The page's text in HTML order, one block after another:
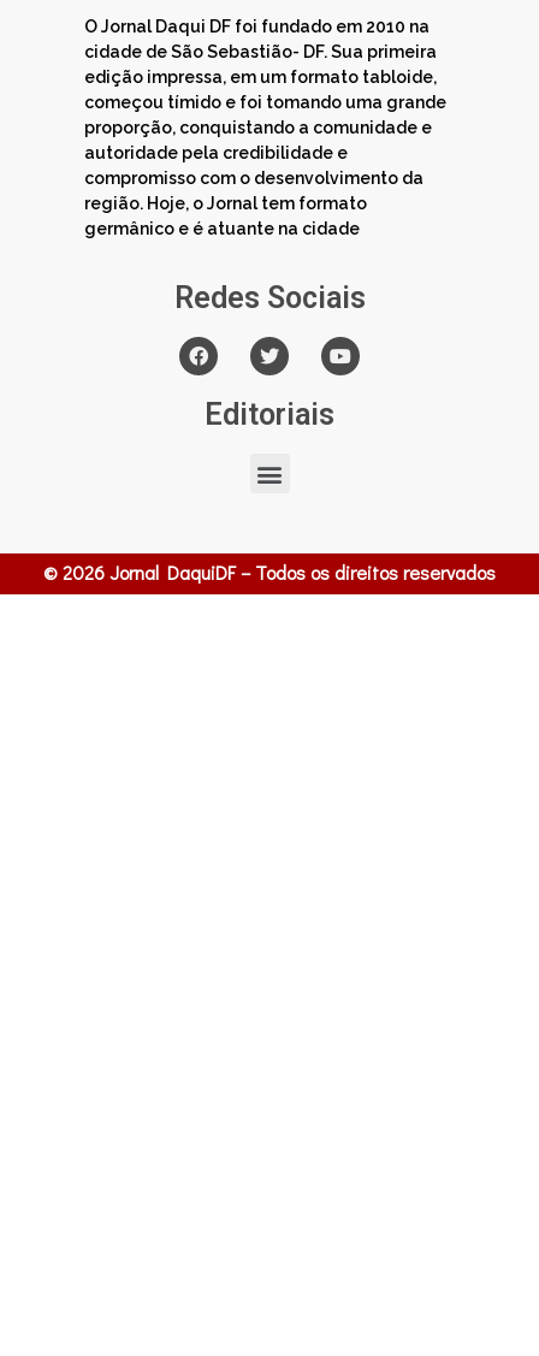
O Jornal Daqui DF foi fundado em 2010 na
cidade de São Sebastião- DF. Sua primeira
edição impressa, em um formato tabloide,
começou tímido e foi tomando uma grande
proporção, conquistando a comunidade e
autoridade pela credibilidade e
compromisso com o desenvolvimento da
região. Hoje, o Jornal tem formato
germânico e é atuante na cidade
Redes Sociais
Editoriais
© 2026 Jornal DaquiDF – Todos os direitos reservados